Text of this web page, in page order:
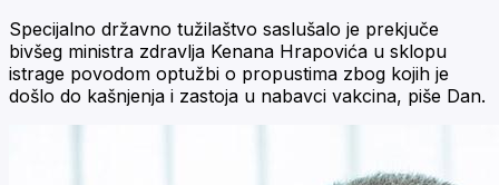
Specijalno državno tužilaštvo saslušalo je prekjuče
bivšeg ministra zdravlja Kenana Hrapovića u sklopu
istrage povodom optužbi o propustima zbog kojih je
došlo do kašnjenja i zastoja u nabavci vakcina, piše Dan.